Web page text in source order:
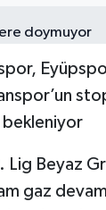
bekleniyor
Lig Beyaz
gaz